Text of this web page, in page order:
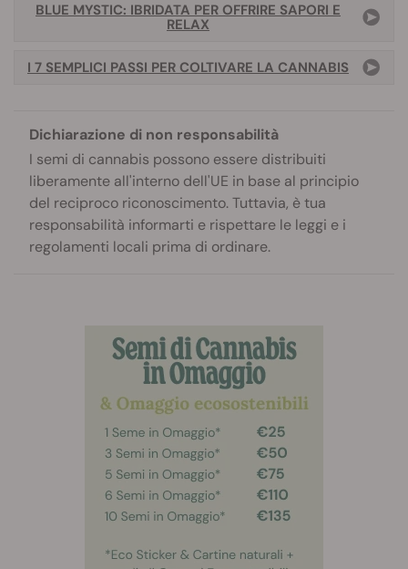
BLUE MYSTIC: IBRIDATA PER OFFRIRE SAPORI E
RELAX
I 7 SEMPLICI PASSI PER COLTIVARE LA CANNABIS
Dichiarazione di non responsabilità
I semi di cannabis possono essere distribuiti
liberamente all'interno dell'UE in base al principio
del reciproco riconoscimento. Tuttavia, è tua
responsabilità informarti e rispettare le leggi e i
regolamenti locali prima di ordinare.